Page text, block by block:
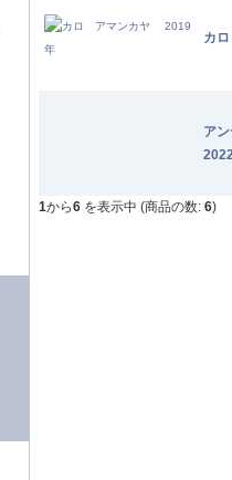
カ
ア
1から6 を表示中 (商品の数: 6)